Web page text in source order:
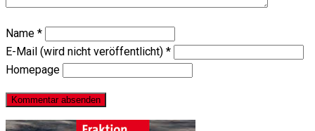
Name *
E-Mail (wird nicht veröffentlicht) *
Homepage